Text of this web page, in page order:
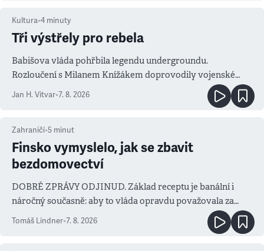
Kultura•4 minuty
Tři výstřely pro rebela
Babišova vláda pohřbila legendu undergroundu.
Rozloučení s Milanem Knížákem doprovodily vojenské
salvy i kritika pokrokářů
Jan H. Vitvar•7. 8. 2026
Zahraničí•5 minut
Finsko vymyslelo, jak se zbavit
bezdomovectví
DOBRÉ ZPRÁVY ODJINUD. Základ receptu je banální i
náročný současně: aby to vláda opravdu považovala za
prioritu
Tomáš Lindner•7. 8. 2026